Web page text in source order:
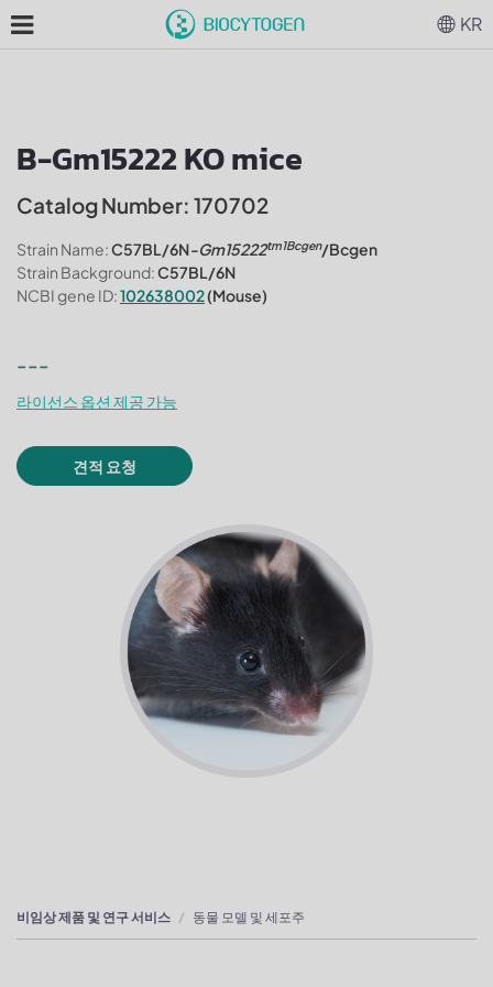
B-Gm15222 KO mice
Catalog Number: 170702
Strain Name:C57BL/6N-Gm15222tm1Bcgen/Bcgen
Strain Background:C57BL/6N
NCBI gene ID:102638002(Mouse)
---
라이선스 옵션 제공 가능
견적 요청
비임상 제품 및 연구 서비스 동물 모델 및 세포주
KR